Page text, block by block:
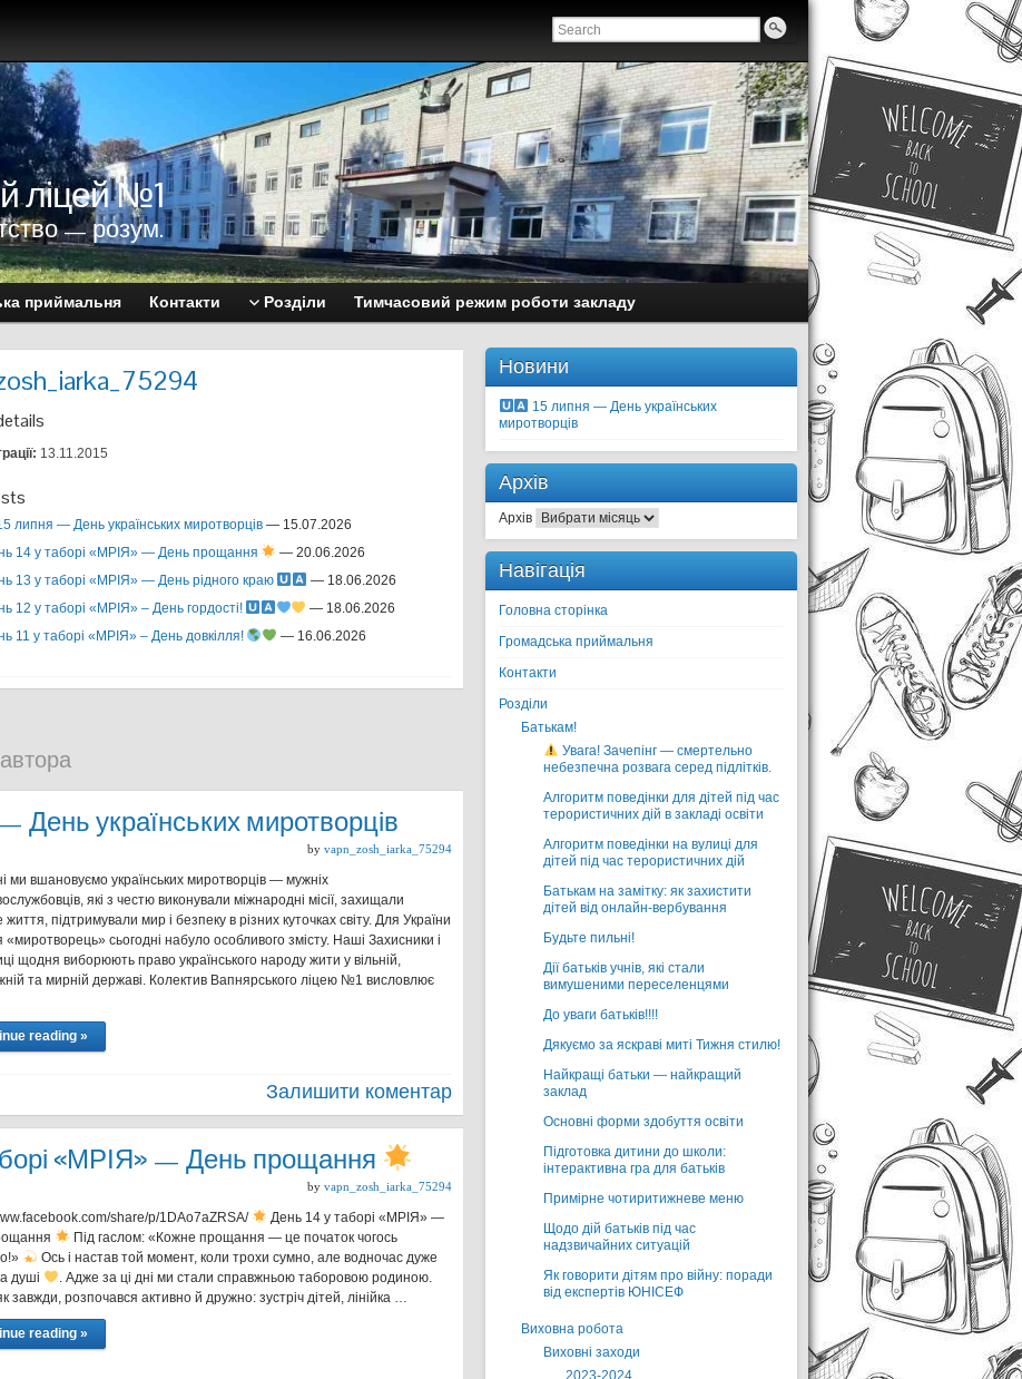
ліцей №1
— розум.
приймальня Контакти Розділи Тимчасовий режим роботи закладу
13.11.2015
липня — День українських миротворців — 15.07.2026
14 у таборі «МРІЯ» — День прощання
— 20.06.2026
13 у таборі «МРІЯ» — День рідного краю
— 18.06.2026
12 у таборі «МРІЯ» – День гордості!
— 18.06.2026
11 у таборі «МРІЯ» – День довкілля!
— 16.06.2026
День українських миротворців
by vapn_zosh_iarka_75294
ми вшановуємо українських миротворців — мужніх
які з честю виконували міжнародні місії, захищали
життя, підтримували мир і безпеку в різних куточках світу. Для України
«миротворець» сьогодні набуло особливого змісту. Наші Захисники і
щодня виборюють право українського народу жити у вільній,
та мирній державі. Колектив Вапнярського ліцею №1 висловлює
reading »
Залишити коментар
«МРІЯ» — День прощання
by vapn_zosh_iarka_75294
share/p/1DAo7aZRSA/
День 14 у таборі «МРІЯ» —
Під гаслом: «Кожне прощання — це початок чогось
Ось і настав той момент, коли трохи сумно, але водночас дуже
душі
. Адже за ці дні ми стали справжньою таборовою родиною.
завжди, розпочався активно й дружно: зустріч дітей, лінійка …
reading »
Новини
15 липня — День українських
миротворців
Архів
Архів
Навігація
Головна сторінка
Громадська приймальня
Контакти
Розділи
Батькам!
Увага! Зачепінг — смертельно
небезпечна розвага серед підлітків.
Алгоритм поведінки для дітей під час
терористичних дій в закладі освіти
Алгоритм поведінки на вулиці для
дітей під час терористичних дій
Батькам на замітку: як захистити
дітей від онлайн-вербування
Будьте пильні!
Дії батьків учнів, які стали
вимушеними переселенцями
До уваги батьків!!!!
Дякуємо за яскраві миті Тижня стилю!
Найкращі батьки — найкращий
заклад
Основні форми здобуття освіти
Підготовка дитини до школи:
інтерактивна гра для батьків
Примірне чотиритижневе меню
Щодо дій батьків під час
надзвичайних ситуацій
Як говорити дітям про війну: поради
від експертів ЮНІСЕФ
Виховна робота
Виховні заходи
2023-2024